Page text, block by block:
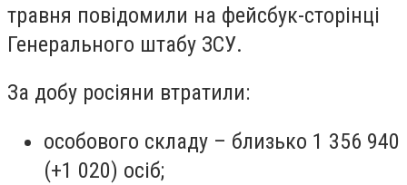
травня повідомили на фейсбук-сторінці
Генерального штабу ЗСУ.
За добу росіяни втратили:
особового складу – близько 1 356 940
(+1 020) осіб;